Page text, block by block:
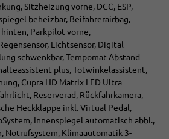
Sitzheizung vorne, DCC, ESP,
beheizbar, Beifahrerairbag,
Parkpilot vorne,
Lichtsensor, Digital
schwenkbar, Tempomat Abstand
plus, Totwinkelassistent,
Cupra HD Matrix LED Ultra
Reserverad, Rückfahrkamera,
Heckklappe inkl. Virtual Pedal,
Innenspiegel automatisch abbl.,
Notrufsystem, Klimaautomatik 3-